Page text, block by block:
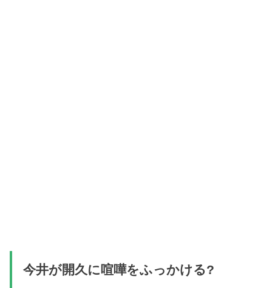
今井が開久に喧嘩をふっかける?